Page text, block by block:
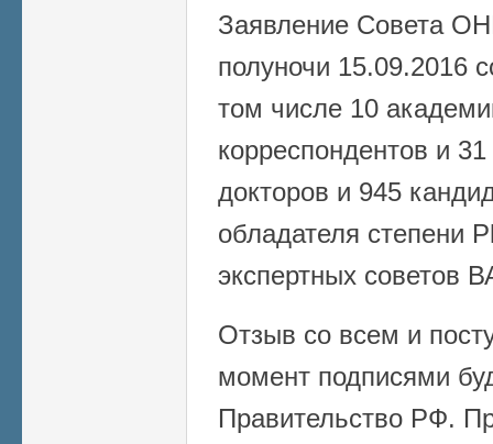
Заявление Совета
полуночи 15.09.2016
том числе 10
корреспондентов и
докторов и 945
обладателя степени
экспертных советов
Отзыв со всем и
момент подписями
Правительство РФ.